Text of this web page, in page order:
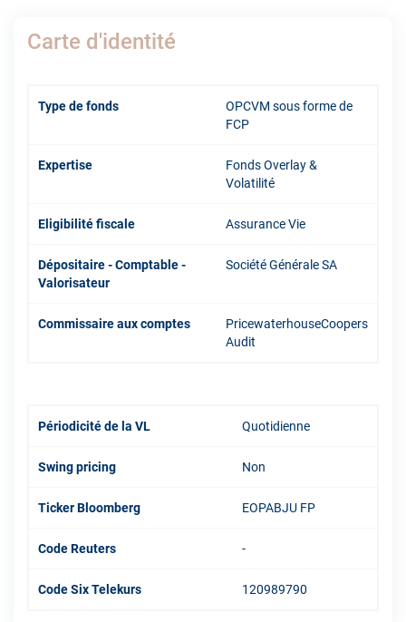
Carte d'identité
Type de fonds
OPCVM sous forme de
FCP
Expertise
Fonds Overlay &
Volatilité
Eligibilité fiscale Assurance Vie
Dépositaire - Comptable -
Valorisateur
Société Générale SA
Commissaire aux comptes
PricewaterhouseCoopers
Audit
Périodicité de la VL Quotidienne
Swing pricing Non
Ticker Bloomberg EOPABJU FP
Code Reuters -
Code Six Telekurs 120989790